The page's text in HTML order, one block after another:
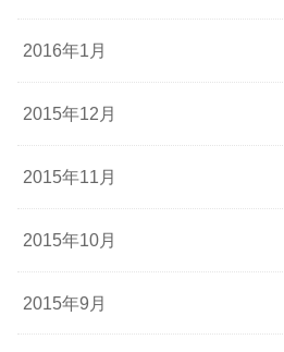
2016年1月
2015年12月
2015年11月
2015年10月
2015年9月